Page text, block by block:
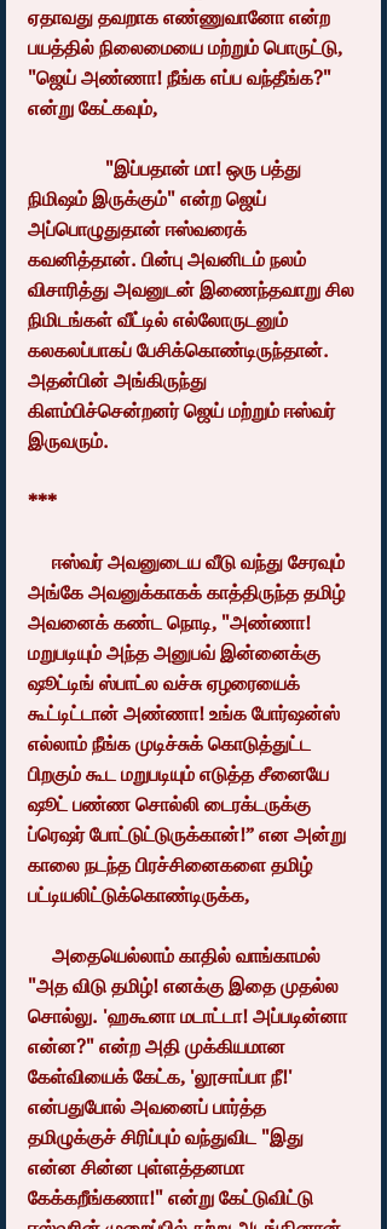
ஏதாவது தவறாக எண்ணுவானோ என்ற
பயத்தில் நிலைமையை மற்றும் பொருட்டு,
"ஜெய் அண்ணா! நீங்க எப்ப வந்தீங்க?"
என்று கேட்கவும்,
நிமிஷம் இருக்கும்" என்ற ஜெய்
அப்பொழுதுதான் ஈஸ்வரைக்
கவனித்தான். பின்பு அவனிடம் நலம்
விசாரித்து அவனுடன் இணைந்தவாறு சில
நிமிடங்கள் வீட்டில் எல்லோருடனும்
கலகலப்பாகப் பேசிக்கொண்டிருந்தான்.
அதன்பின் அங்கிருந்து
கிளம்பிச்சென்றனர் ஜெய் மற்றும் ஈஸ்வர்
இருவரும்.
***
அங்கே அவனுக்காகக் காத்திருந்த தமிழ்
அவனைக் கண்ட நொடி, "அண்ணா!
மறுபடியும் அந்த அனுபவ் இன்னைக்கு
ஷூட்டிங் ஸ்பாட்ல வச்சு ஏழரையைக்
கூட்டிட்டான் அண்ணா! உங்க போர்ஷன்ஸ்
எல்லாம் நீங்க முடிச்சுக் கொடுத்துட்ட
பிறகும் கூட மறுபடியும் எடுத்த சீனையே
ஷூட் பண்ண சொல்லி டைரக்டருக்கு
ப்ரெஷர் போட்டுட்டுருக்கான்!” என அன்று
காலை நடந்த பிரச்சினைகளை தமிழ்
பட்டியலிட்டுக்கொண்டிருக்க,
"அத விடு தமிழ்! எனக்கு இதை முதல்ல
சொல்லு. 'ஹகூனா மடாட்டா! அப்படின்னா
என்ன?" என்ற அதி முக்கியமான
கேள்வியைக் கேட்க, 'லூசாப்பா நீ!'
என்பதுபோல் அவனைப் பார்த்த
தமிழுக்குச் சிரிப்பும் வந்துவிட "இது
என்ன சின்ன புள்ளத்தனமா
கேக்கறீங்கணா!" என்று கேட்டுவிட்டு